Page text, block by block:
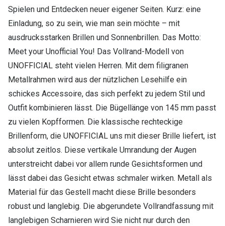
Brillenbügel
Brillenetuis
Brillenkettchen
Spielen und Entdecken neuer eigener Seiten. Kurz: eine
Einladung, so zu sein, wie man sein möchte – mit
ausdrucksstarken Brillen und Sonnenbrillen. Das Motto:
Meet your Unofficial You! Das Vollrand-Modell von
UNOFFICIAL steht vielen Herren. Mit dem filigranen
Metallrahmen wird aus der nützlichen Lesehilfe ein
schickes Accessoire, das sich perfekt zu jedem Stil und
Outfit kombinieren lässt. Die Bügellänge von 145 mm passt
zu vielen Kopfformen. Die klassische rechteckige
Brillenform, die UNOFFICIAL uns mit dieser Brille liefert, ist
absolut zeitlos. Diese vertikale Umrandung der Augen
unterstreicht dabei vor allem runde Gesichtsformen und
lässt dabei das Gesicht etwas schmaler wirken. Metall als
Material für das Gestell macht diese Brille besonders
robust und langlebig. Die abgerundete Vollrandfassung mit
langlebigen Scharnieren wird Sie nicht nur durch den